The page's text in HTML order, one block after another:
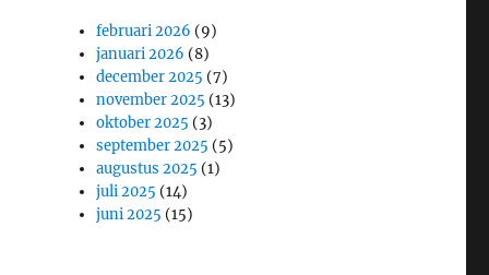
februari 2026 (9)
januari 2026 (8)
december 2025 (7)
november 2025 (13)
oktober 2025 (3)
september 2025 (5)
augustus 2025 (1)
juli 2025 (14)
juni 2025 (15)